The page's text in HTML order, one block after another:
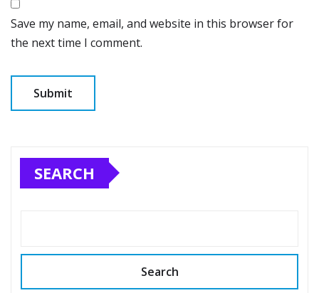
Save my name, email, and website in this browser for
the next time I comment.
SEARCH
Search